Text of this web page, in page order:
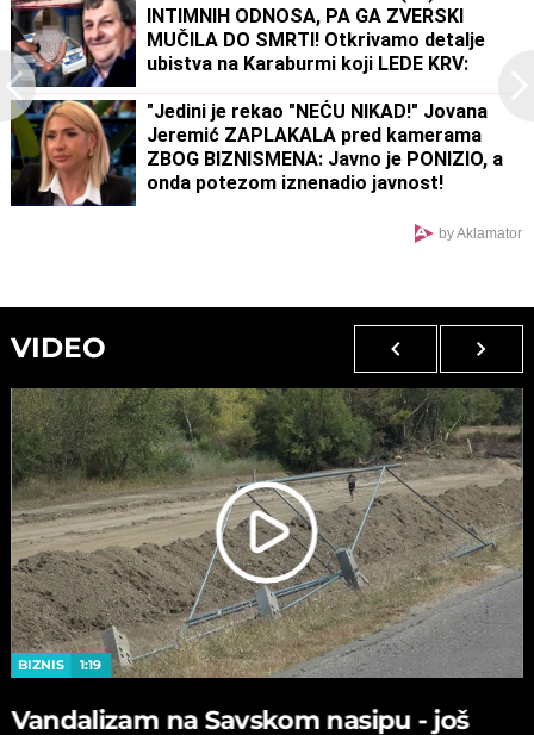
INTIMNIH ODNOSA, PA GA ZVERSKI
MUČILA DO SMRTI! Otkrivamo detalje
ubistva na Karaburmi koji LEDE KRV:
osumnjičeni pljačkali
"Jedini je rekao "NEĆU NIKAD!" Jovana
Jeremić ZAPLAKALA pred kamerama
ZBOG BIZNISMENA: Javno je PONIZIO, a
onda potezom iznenadio javnost!
by Aklamator
VIDEO
BIZNIS 1:19
Vandalizam na Savskom nasipu - јoš